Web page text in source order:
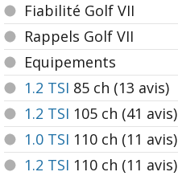
Fiabilité Golf VII
Rappels Golf VII
Equipements
1.2 TSI 85 ch (13 avis)
1.2 TSI 105 ch (41 avis)
1.0 TSI 110 ch (11 avis)
1.2 TSI 110 ch (11 avis)